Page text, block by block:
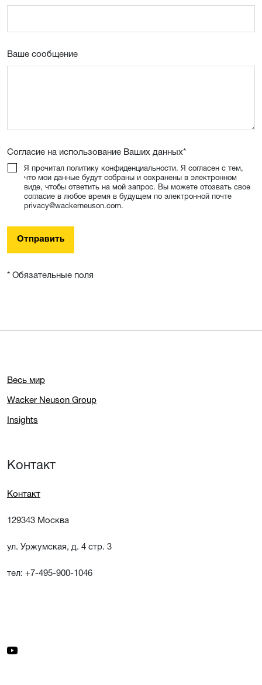
Ваше сообщение
Согласие на использование Ваших данных*
Я прочитал политику конфиденциальности. Я согласен с тем,
что мои данные будут собраны и сохранены в электронном
виде, чтобы ответить на мой запрос. Вы можете отозвать свое
согласие в любое время в будущем по электронной почте
privacy@wackerneuson.com.
Отправить
* Обязательные поля
Весь мир
Wacker Neuson Group
Insights
Контакт
Контакт
129343 Москва
ул. Уржумская, д. 4 стр. 3
тел: +7-495-900-1046